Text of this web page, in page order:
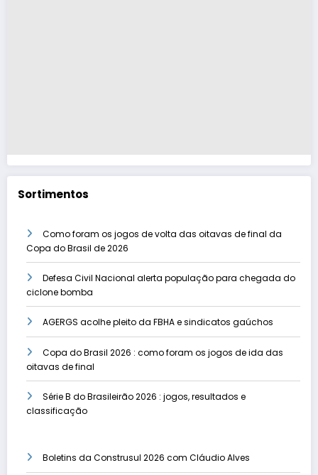
Sortimentos
Como foram os jogos de volta das oitavas de final da
Copa do Brasil de 2026
Defesa Civil Nacional alerta população para chegada do
ciclone bomba
AGERGS acolhe pleito da FBHA e sindicatos gaúchos
Copa do Brasil 2026 : como foram os jogos de ida das
oitavas de final
Série B do Brasileirão 2026 : jogos, resultados e
classificação
Boletins da Construsul 2026 com Cláudio Alves